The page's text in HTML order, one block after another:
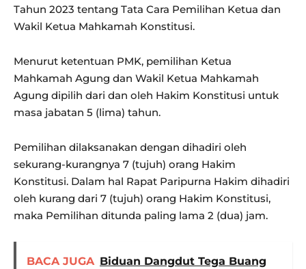
Tahun 2023 tentang Tata Cara Pemilihan Ketua dan
Wakil Ketua Mahkamah Konstitusi.
Menurut ketentuan PMK, pemilihan Ketua
Mahkamah Agung dan Wakil Ketua Mahkamah
Agung dipilih dari dan oleh Hakim Konstitusi untuk
masa jabatan 5 (lima) tahun.
Pemilihan dilaksanakan dengan dihadiri oleh
sekurang-kurangnya 7 (tujuh) orang Hakim
Konstitusi. Dalam hal Rapat Paripurna Hakim dihadiri
oleh kurang dari 7 (tujuh) orang Hakim Konstitusi,
maka Pemilihan ditunda paling lama 2 (dua) jam.
BACA JUGA Biduan Dangdut Tega Buang